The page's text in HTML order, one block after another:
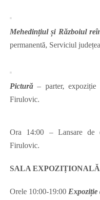
Mehedințiul și Războiul
permanentă, Serviciul
Pictură – parter, expoziție
Firulovic.
Ora 14:00 – Lansare de
Firulovic.
SALA
Orele 10:00-19:00 Expoziție